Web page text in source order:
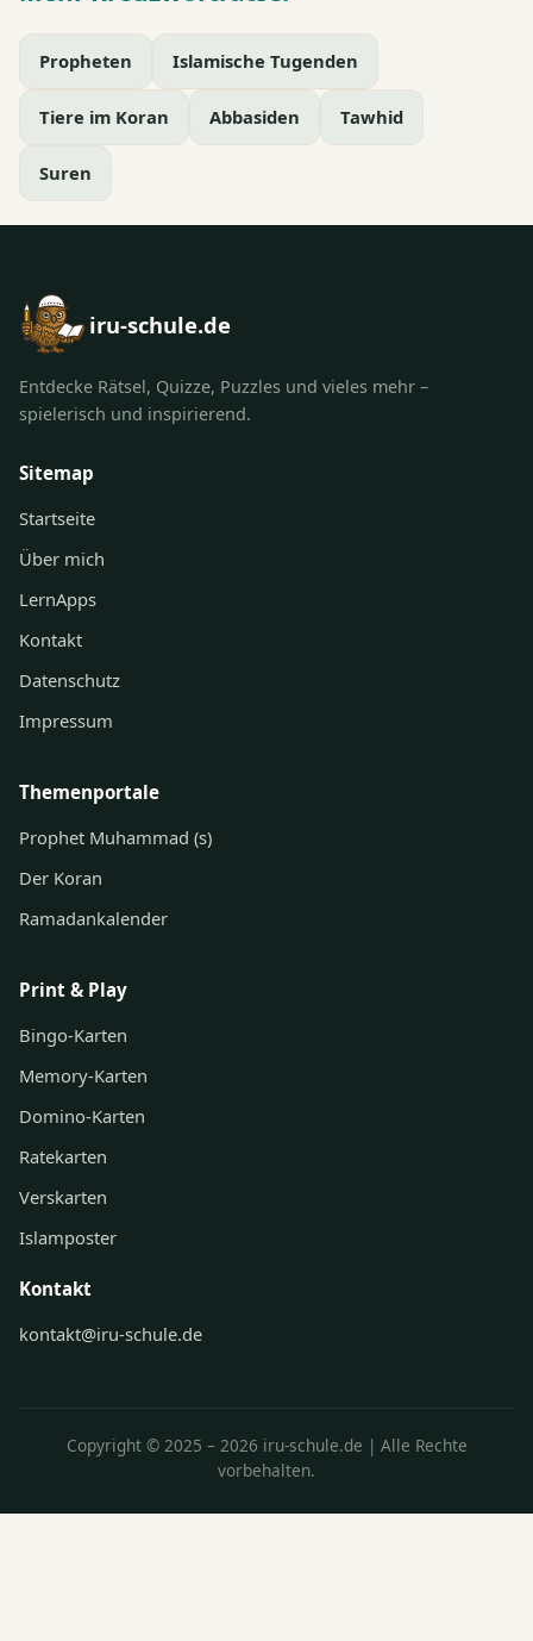
Propheten Islamische Tugenden
Tiere im Koran Abbasiden Tawhid
Suren
iru-schule.de
Entdecke Rätsel, Quizze, Puzzles und vieles mehr –
spielerisch und inspirierend.
Sitemap
Startseite
Über mich
LernApps
Kontakt
Datenschutz
Impressum
Themenportale
Prophet Muhammad (s)
Der Koran
Ramadankalender
Print & Play
Bingo-Karten
Memory-Karten
Domino-Karten
Ratekarten
Verskarten
Islamposter
Kontakt
kontakt@iru-schule.de
Copyright © 2025 – 2026 iru-schule.de | Alle Rechte
vorbehalten.